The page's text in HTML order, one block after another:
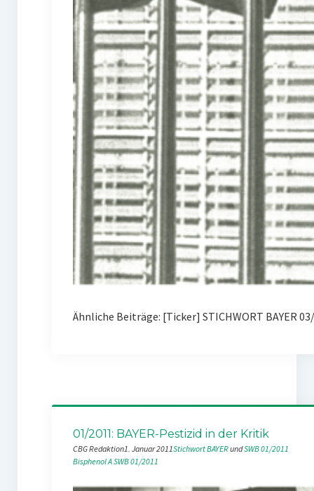
Ähnliche Beiträge: [Ticker] STICHWORT BAYER
01/2011: BAYER-Pestizid in der Kritik
CBG Redaktion1. Januar 2011Stichwort BAYER und SWB 01/2011
Bisphenol ASWB 01/2011